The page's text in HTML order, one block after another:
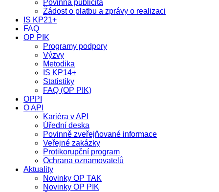
Povinná publicita
Žádost o platbu a zprávy o realizaci
IS KP21+
FAQ
OP PIK
Programy podpory
Výzvy
Metodika
IS KP14+
Statistiky
FAQ (OP PIK)
OPPI
O API
Kariéra v API
Úřední deska
Povinně zveřejňované informace
Veřejné zakázky
Protikorupční program
Ochrana oznamovatelů
Aktuality
Novinky OP TAK
Novinky OP PIK